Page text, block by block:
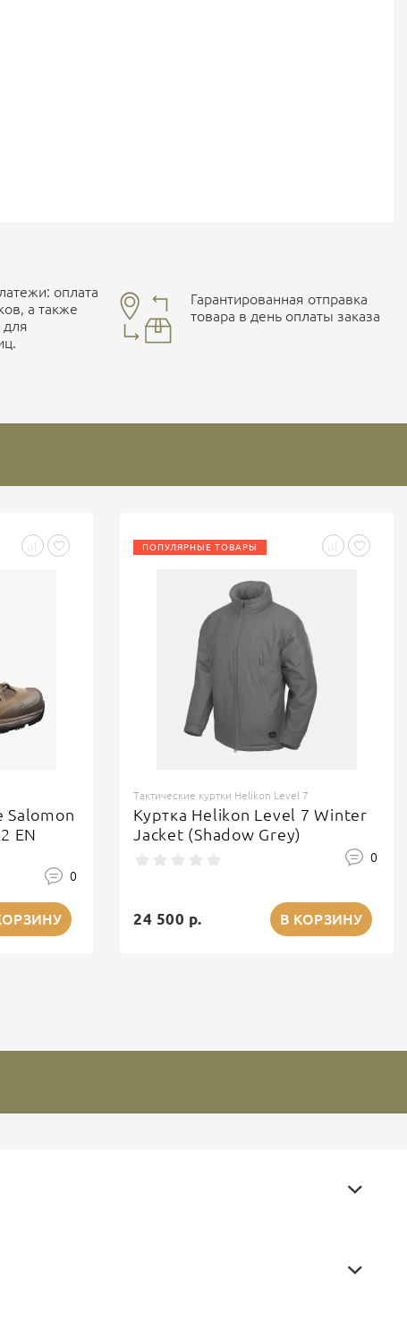
оплата
а также
для
Гарантированная отправка
товара в день оплаты заказа
Salomon
EN
0
ПОПУЛЯРНЫЕ ТОВАРЫ
Тактические куртки Helikon Level 7
Куртка Helikon Level 7 Winter
Jacket (Shadow Grey)
0
24 500 р. В КОРЗИНУ